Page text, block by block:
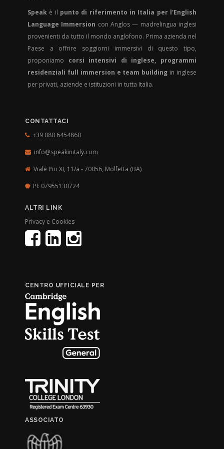
Speak è il punto di riferimento in Italia per l'English
Language Immersion con Anglos — madrelingua inglesi
provenienti da tutto il mondo anglofono. Prima azienda nel
Paese a offrire soggiorni immersivi di questo tipo,
proponiamo corsi intensivi di inglese, programmi
residenziali full immersion e team building in inglese
per privati, aziende e istituzioni in tutta Italia.
CONTATTACI
+39 080 6454860
info@speakinitaly.com
Viale Pio XI, 11/a - 70056, Molfetta (BA)
PI: 07955130724
ALTRI LINK
Privacy e Cookies
CENTRO UFFICIALE PER
ASSOCIATO